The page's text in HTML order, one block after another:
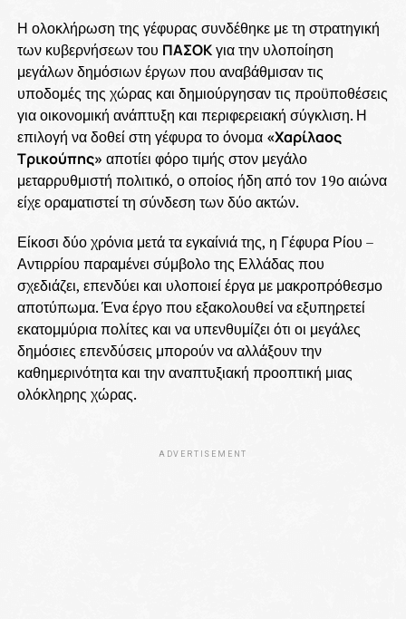
Η ολοκλήρωση της γέφυρας συνδέθηκε με τη στρατηγική
των κυβερνήσεων του ΠΑΣΟΚγια την υλοποίηση
μεγάλων δημόσιων έργων που αναβάθμισαν τις
υποδομές της χώρας και δημιούργησαν τις προϋποθέσεις
για οικονομική ανάπτυξη και περιφερειακή σύγκλιση. Η
επιλογή να δοθεί στη γέφυρα το όνομα «Χαρίλαος
Τρικούπης» αποτίει φόρο τιμής στον μεγάλο
μεταρρυθμιστή πολιτικό, ο οποίος ήδη από τον 19ο αιώνα
είχε οραματιστεί τη σύνδεση των δύο ακτών.
Είκοσι δύο χρόνια μετά τα εγκαίνιά της, η Γέφυρα Ρίου –
Αντιρρίου παραμένει σύμβολο της Ελλάδας που
σχεδιάζει, επενδύει και υλοποιεί έργα με μακροπρόθεσμο
αποτύπωμα. Ένα έργο που εξακολουθεί να εξυπηρετεί
εκατομμύρια πολίτες και να υπενθυμίζει ότι οι μεγάλες
δημόσιες επενδύσεις μπορούν να αλλάξουν την
καθημερινότητα και την αναπτυξιακή προοπτική μιας
ολόκληρης χώρας.
ADVERTISEMENT